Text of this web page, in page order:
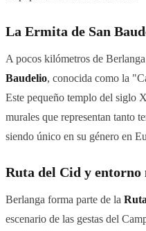
La Ermita de San
A pocos kilómetros de
Baudelio, conocida como la
Este pequeño templo del siglo
murales que representan tanto
siendo único en su género en
Ruta del Cid y
Berlanga forma parte de la
escenario de las gestas del